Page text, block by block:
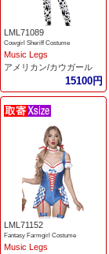
LML71089
Cowgirl Sheriff Costume
Music Legs
アメリカン/カウガール
15100円
LML71152
Fantasy Farmgirl Costume
Music Legs